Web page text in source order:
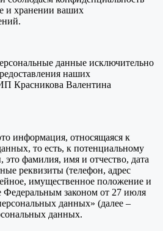
и хранении ваших
данные исключительно
наших
Красникова Валентина
информация, относящаяся к
то есть, к потенциальному
это фамилия, имя и отчество, дата
реквизиты (телефон, адрес
имущественное положение и
законом от 27 июля
данных» (далее –
данных.